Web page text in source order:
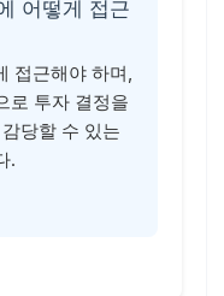
어떻게 접근
접근해야 하며,
로 투자 결정을
당할 수 있는
.